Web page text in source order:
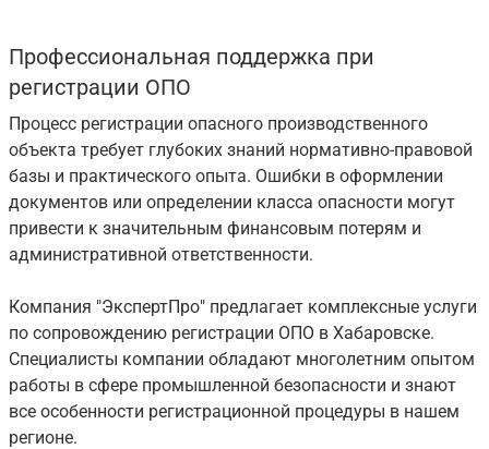
Профессиональная поддержка при
регистрации ОПО
Процесс регистрации опасного производственного
объекта требует глубоких знаний нормативно-правовой
базы и практического опыта. Ошибки в оформлении
документов или определении класса опасности могут
привести к значительным финансовым потерям и
административной ответственности.
Компания "ЭкспертПро" предлагает комплексные услуги
по сопровождению регистрации ОПО в Хабаровске.
Специалисты компании обладают многолетним опытом
работы в сфере промышленной безопасности и знают
все особенности регистрационной процедуры в нашем
регионе.